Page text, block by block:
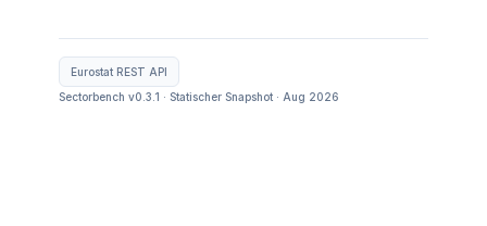
Eurostat REST API
Sectorbench v0.3.1 · Statischer Snapshot · Aug 2026